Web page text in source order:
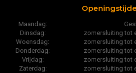
Maandag:
Dinsdag:
zomersluiting tot
Woensdag:
zomersluiting tot
Donderdag:
zomersluiting tot
Vrijdag:
zomersluiting tot
Zaterdag:
zomersluiting tot